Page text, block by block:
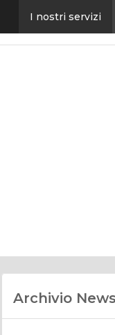
I nostri servizi
Archivio